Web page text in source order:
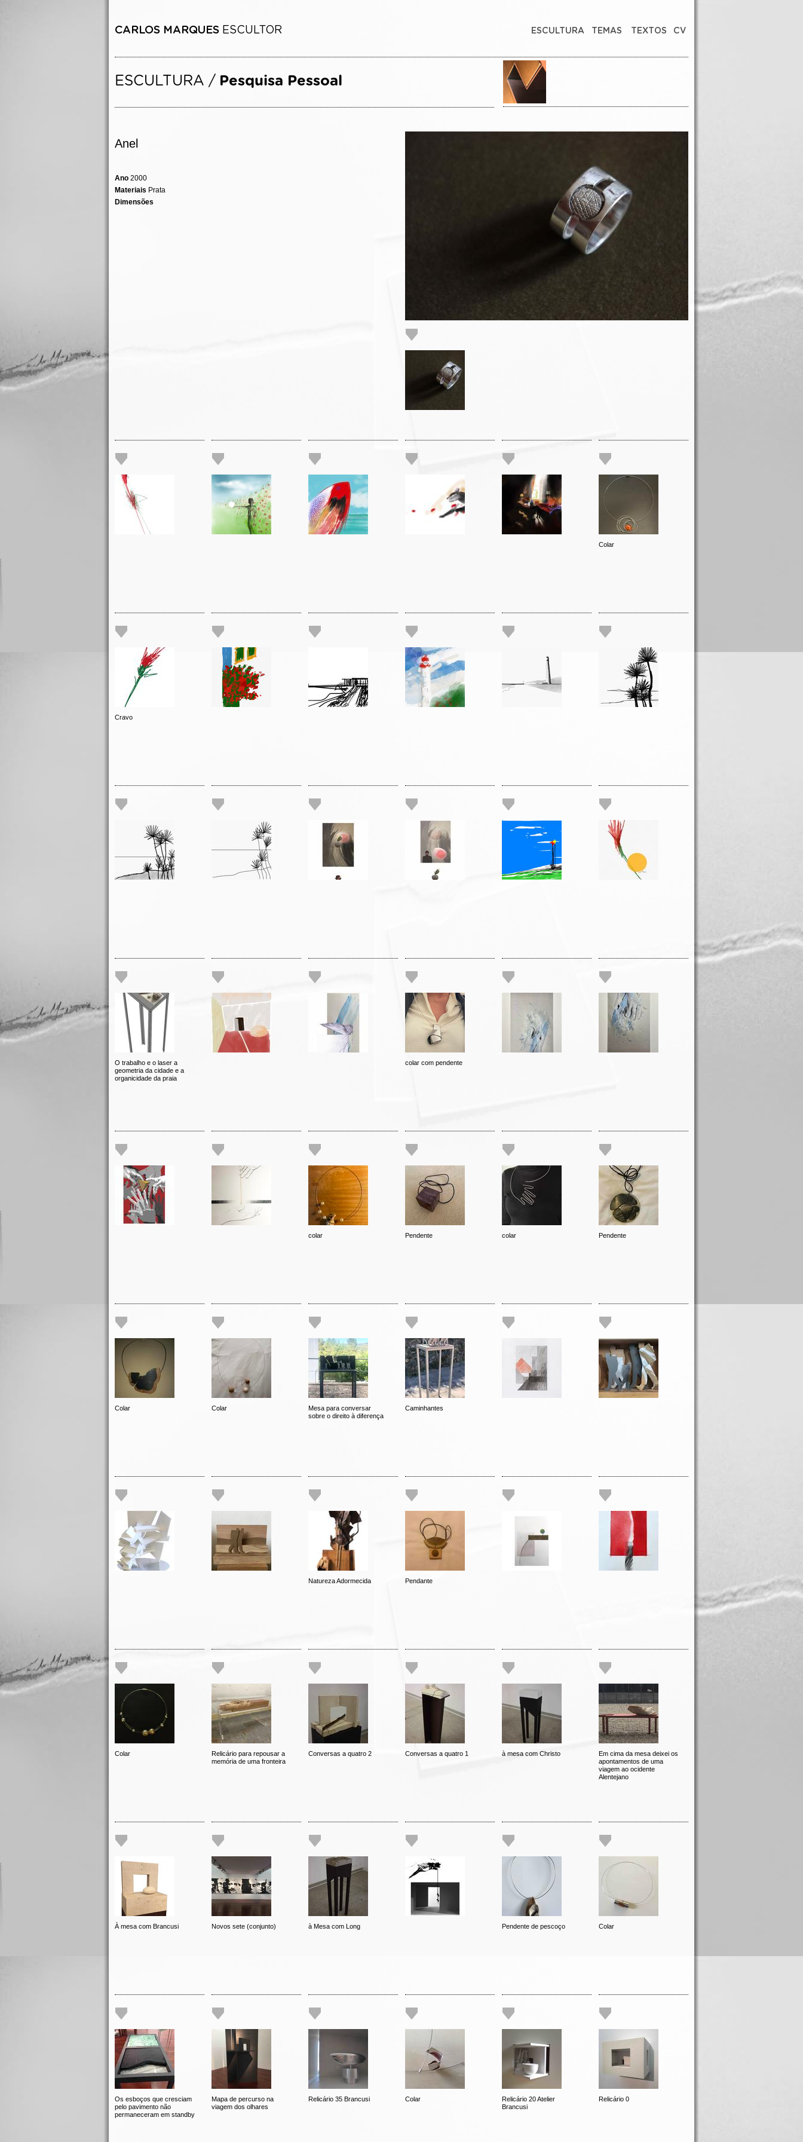
Anel
Ano 2000
Materiais Prata
Dimensões
Colar
Cravo
O trabalho e o laser a
geometria da cidade e a
organicidade da praia
colar com pendente
colar Pendente colar Pendente
Colar Colar
Mesa para conversar
sobre o direito à diferença
Caminhantes
Natureza Adormecida Pendante
Colar
Relicário para repousar a
memória de uma fronteira
Conversas a quatro 2 Conversas a quatro 1 à mesa com Christo
Em cima da mesa deixei os
apontamentos de uma
viagem ao ocidente
Alentejano
À mesa com Brancusi Novos sete (conjunto) à Mesa com Long Pendente de pescoço Colar
Os esboços que cresciam
pelo pavimento não
permaneceram em standby
Mapa de percurso na
viagem dos olhares
Relicário 35 Brancusi Colar
Relicário 20 Atelier
Brancusi
Relicário 0